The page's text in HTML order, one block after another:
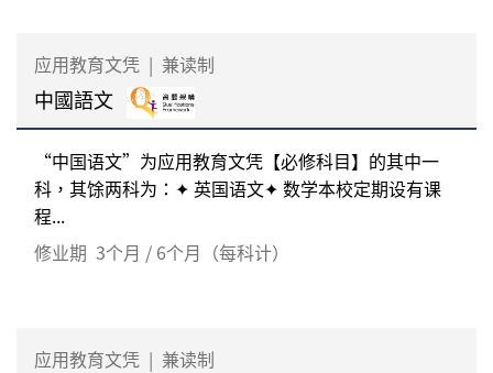
应用教育文凭 | 兼读制
中國語文
“中国语文”为应用教育文凭【必修科目】的其中一
科，其馀两科为：✦ 英国语文✦ 数学本校定期设有课
程...
修业期 3个月 / 6个月（每科计）
应用教育文凭 | 兼读制